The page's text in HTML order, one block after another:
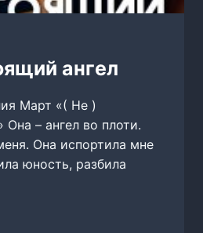
ангел
Март «( Не )
Она – ангел во плоти.
Она испортила мне
юность, разбила